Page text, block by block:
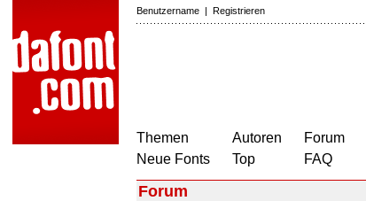
Benutzername | Registrieren
Themen
Neue Fonts
Autoren
Top
Forum
FAQ
Forum